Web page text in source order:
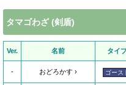
タマゴわざ (剣盾)
Ver. 名前 タイ
- おどろかす ゴース